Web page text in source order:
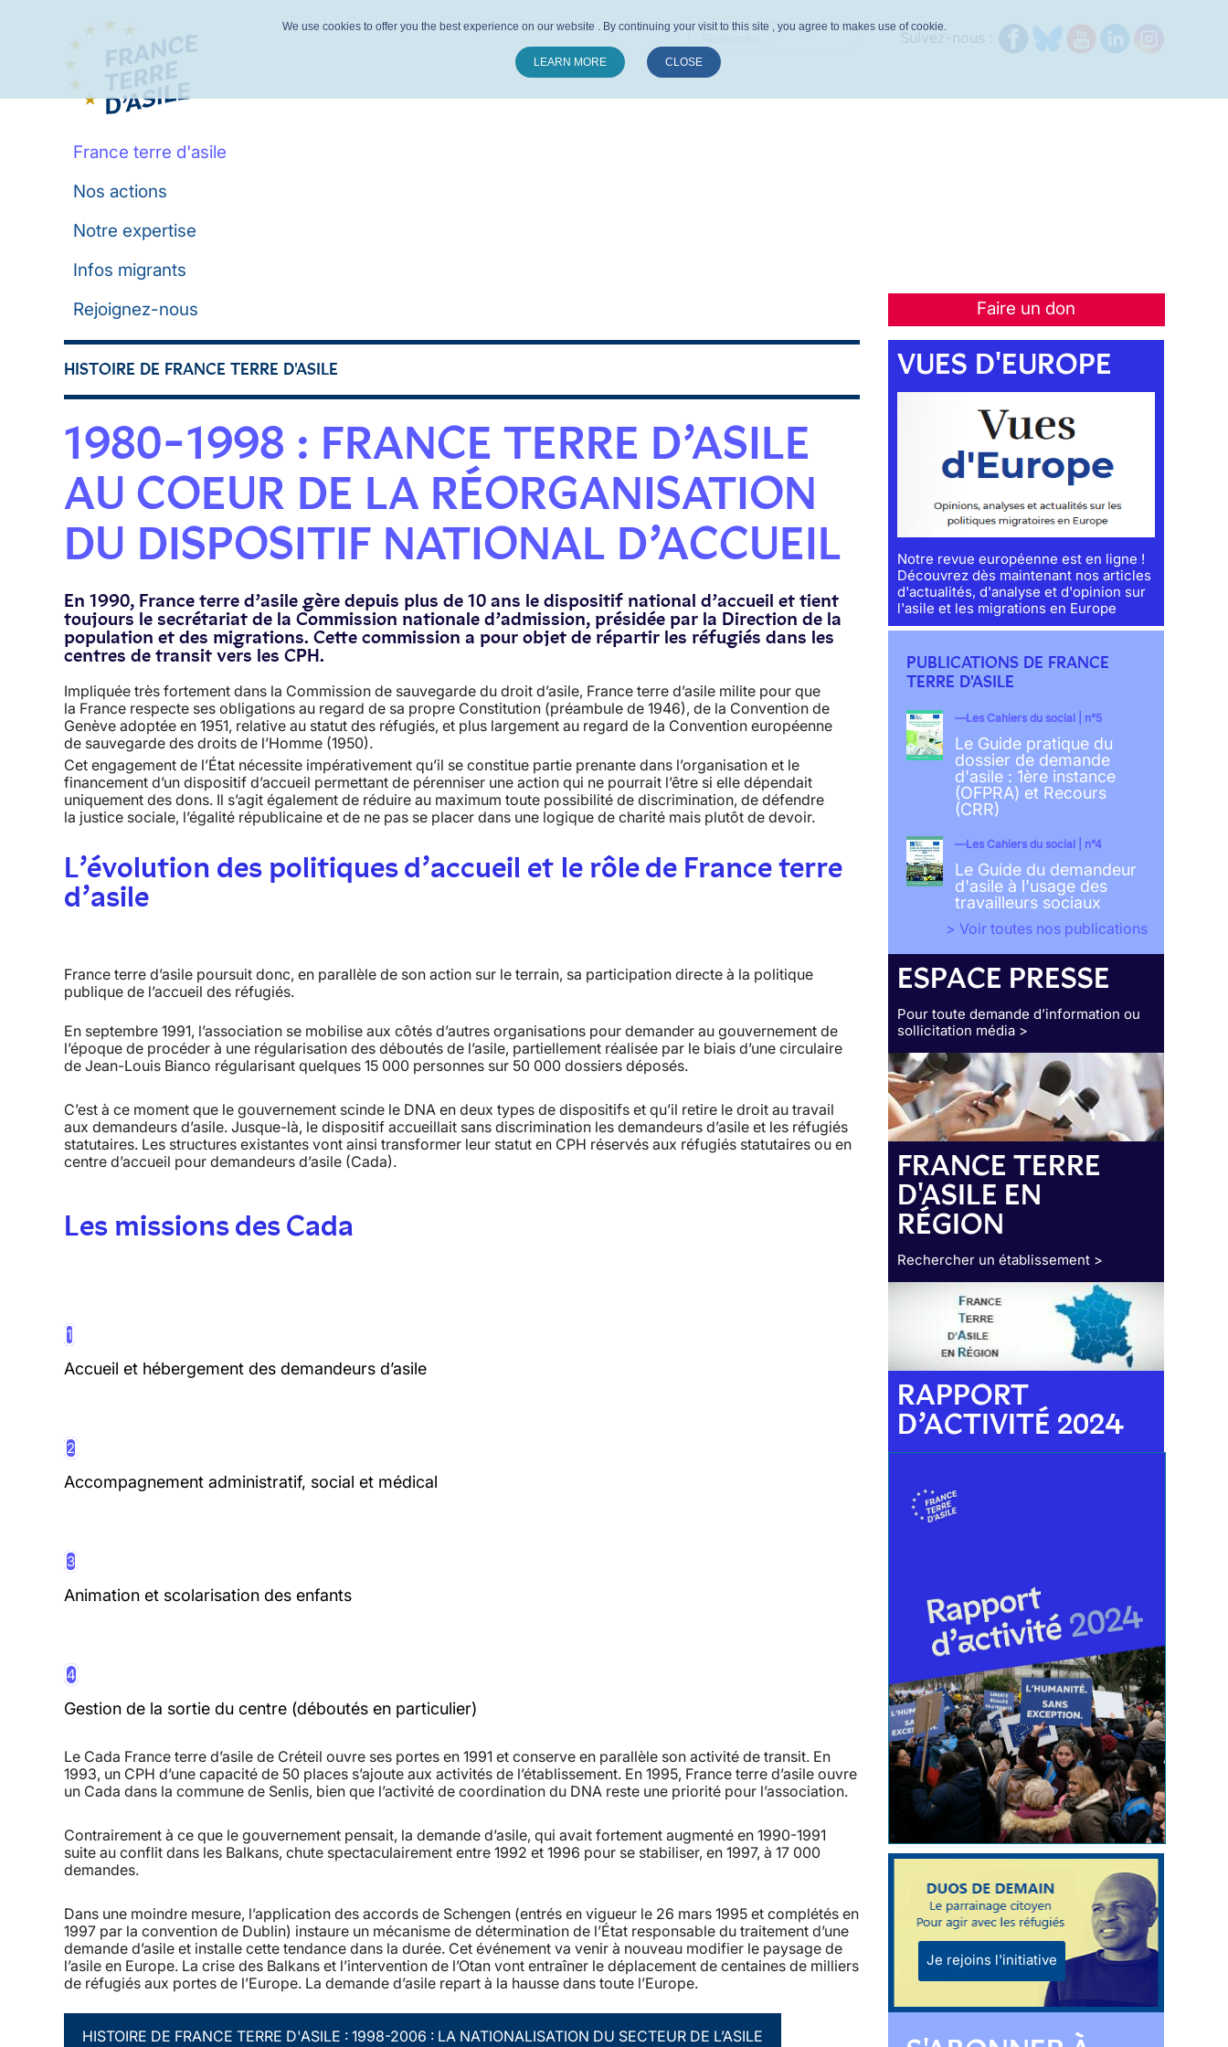
France terre d'asile
Nos actions
Notre expertise
Infos migrants
Faire un don
Rejoignez-nous
HISTOIRE DE FRANCE TERRE D'ASILE
1980-1998 : FRANCE TERRE D’ASILE
AU COEUR DE LA RÉORGANISATION
DU DISPOSITIF NATIONAL D’ACCUEIL
En 1990, France terre d’asile gère depuis plus de 10 ans le dispositif national d’accueil et tient
toujours le secrétariat de la Commission nationale d’admission, présidée par la Direction de la
population et des migrations. Cette commission a pour objet de répartir les réfugiés dans les
centres de transit vers les CPH.
Impliquée très fortement dans la Commission de sauvegarde du droit d’asile, France terre d’asile milite pour que
la France respecte ses obligations au regard de sa propre Constitution (préambule de 1946), de la Convention de
Genève adoptée en 1951, relative au statut des réfugiés, et plus largement au regard de la Convention européenne
de sauvegarde des droits de l’Homme (1950).
Cet engagement de l’État nécessite impérativement qu’il se constitue partie prenante dans l’organisation et le
financement d’un dispositif d’accueil permettant de pérenniser une action qui ne pourrait l’être si elle dépendait
uniquement des dons. Il s’agit également de réduire au maximum toute possibilité de discrimination, de défendre
la justice sociale, l’égalité républicaine et de ne pas se placer dans une logique de charité mais plutôt de devoir.
L’évolution des politiques d’accueil et le rôle de France terre
d’asile
France terre d’asile poursuit donc, en parallèle de son action sur le terrain, sa participation directe à la politique
publique de l’accueil des réfugiés.
En septembre 1991, l’association se mobilise aux côtés d’autres organisations pour demander au gouvernement de
l’époque de procéder à une régularisation des déboutés de l’asile, partiellement réalisée par le biais d’une circulaire
de Jean-Louis Bianco régularisant quelques 15 000 personnes sur 50 000 dossiers déposés.
C’est à ce moment que le gouvernement scinde le DNA en deux types de dispositifs et qu’il retire le droit au travail
aux demandeurs d’asile. Jusque-là, le dispositif accueillait sans discrimination les demandeurs d’asile et les réfugiés
statutaires. Les structures existantes vont ainsi transformer leur statut en CPH réservés aux réfugiés statutaires ou en
centre d’accueil pour demandeurs d’asile (Cada).
Les missions des Cada
1
Accueil et hébergement des demandeurs d’asile
2
Accompagnement administratif, social et médical
3
Animation et scolarisation des enfants
4
Gestion de la sortie du centre (déboutés en particulier)
Le Cada France terre d’asile de Créteil ouvre ses portes en 1991 et conserve en parallèle son activité de transit. En
1993, un CPH d’une capacité de 50 places s’ajoute aux activités de l’établissement. En 1995, France terre d’asile ouvre
un Cada dans la commune de Senlis, bien que l’activité de coordination du DNA reste une priorité pour l’association.
Contrairement à ce que le gouvernement pensait, la demande d’asile, qui avait fortement augmenté en 1990-1991
suite au conflit dans les Balkans, chute spectaculairement entre 1992 et 1996 pour se stabiliser, en 1997, à 17 000
demandes.
Dans une moindre mesure, l’application des accords de Schengen (entrés en vigueur le 26 mars 1995 et complétés en
1997 par la convention de Dublin) instaure un mécanisme de détermination de l’État responsable du traitement d’une
demande d’asile et installe cette tendance dans la durée. Cet événement va venir à nouveau modifier le paysage de
l’asile en Europe. La crise des Balkans et l’intervention de l’Otan vont entraîner le déplacement de centaines de milliers
de réfugiés aux portes de l’Europe. La demande d’asile repart à la hausse dans toute l’Europe.
HISTOIRE DE FRANCE TERRE D'ASILE : 1998-2006 : LA NATIONALISATION DU SECTEUR DE L’ASILE
VUES D'EUROPE
Notre revue européenne est en ligne !
Découvrez dès maintenant nos articles
d'actualités, d'analyse et d'opinion sur
l'asile et les migrations en Europe
PUBLICATIONS DE FRANCE
TERRE D'ASILE
Les Cahiers du social | n°5
Le Guide pratique du
dossier de demande
d'asile : 1ère instance
(OFPRA) et Recours
(CRR)
Les Cahiers du social | n°4
Le Guide du demandeur
d'asile à l'usage des
travailleurs sociaux
> Voir toutes nos publications
ESPACE PRESSE
Pour toute demande d’information ou
sollicitation média >
FRANCE TERRE
D'ASILE EN
RÉGION
Rechercher un établissement >
RAPPORT
D’ACTIVITÉ 2024
Je rejoins l'initiative
We use cookies to offer you the best experience on our website . By continuing your visit to this site , you agree to makes use of cookie.
LEARN MORE CLOSE